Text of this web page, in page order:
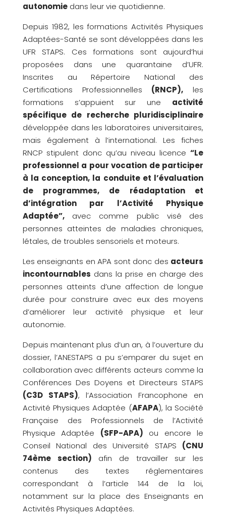
autonomiedans leur vie quotidienne.
Depuis 1982, les formations Activités Physiques
Adaptées-Santé se sont développées dans les
UFR STAPS. Ces formations sont aujourd’hui
proposées dans une quarantaine d’UFR.
Inscrites au Répertoire National des
Certifications Professionnelles (RNCP), les
formations s’appuient sur une activité
spécifique de recherche pluridisciplinaire
développée dans les laboratoires universitaires,
mais également à l’international. Les fiches
RNCP stipulent donc qu’au niveau licence“Le
professionnel a pour vocation de participer
à la conception, la conduite et l’évaluation
de programmes, de réadaptation et
d’intégration par l’Activité Physique
Adaptée”,avec comme public visé des
personnes atteintes de maladies chroniques,
létales, de troubles sensoriels et moteurs.
Les enseignants en APA sont donc des acteurs
incontournables dans la prise en charge des
personnes atteints d’une affection de longue
durée pour construire avec eux des moyens
d’améliorer leur activité physique et leur
autonomie.
Depuis maintenant plus d’un an, à l’ouverture du
dossier, l’ANESTAPS a pu s’emparer du sujet en
collaboration avec différents acteurs comme la
Conférences Des Doyens et Directeurs STAPS
(C3D STAPS), l’Association Francophone en
Activité Physiques Adaptée (AFAPA), la Société
Française des Professionnels de l’Activité
Physique Adaptée (SFP-APA) ou encore le
Conseil National des Université STAPS (CNU
74ème section) afin de travailler sur les
contenus des textes réglementaires
correspondant à l’article 144 de la loi,
notamment sur la place des Enseignants en
Activités Physiques Adaptées.